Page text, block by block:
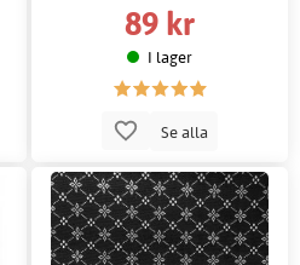
89 kr
I lager
Se alla